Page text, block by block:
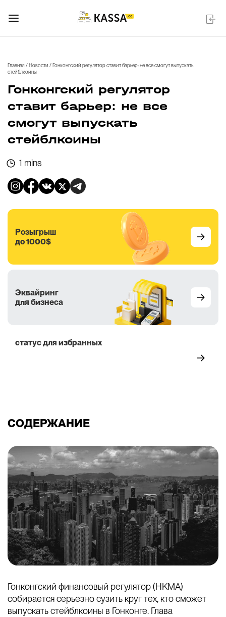
Главная /Новости /Гонконгский регулятор ставит барьер: не все смогут выпускать
стейблкоины
Гонконгский регулятор
ставит барьер: не все
смогут выпускать
стейблкоины
1 mins
Розыгрыш
до 1000$
Эквайринг
для бизнеса
статус для избранных
СОДЕРЖАНИЕ
Гонконгский финансовый регулятор (HKMA)
собирается серьезно сузить круг тех, кто сможет
выпускать стейблкоины в Гонконге. Глава